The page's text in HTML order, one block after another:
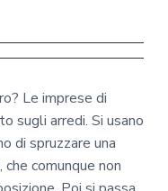
Le imprese di
sugli arredi. Si usano
di spruzzare una
comunque non